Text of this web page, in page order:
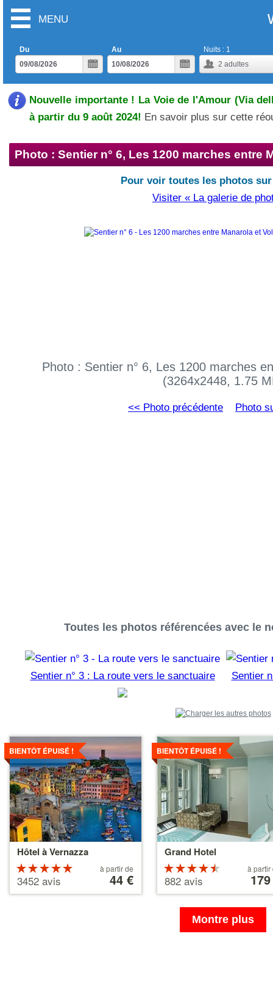
MENU
Du
Au
2 adultes
Nuits : 1
Nouvelle importante ! La Voie de l'Amour (Via
à partir du 9 août 2024! En savoir plus sur cette
Photo : Sentier n° 6, Les 1200 marches entre
Pour voir toutes les photos
Visiter « La galerie de
Photo : Sentier n° 6, Les 1200 marches
(3264x2448, 1.75
<< Photo précédente Photo
Toutes les photos référencées avec le
Sentier n° 3 : La route vers le sanctuaire Sentier
Hôtel à Vernazza
BIENTÔT ÉPUISÉ !
Évaluation :
5 étoiles sur
5
3452 avis partir
44 €
à partir de
44 €
Voir
les
détails
Grand Hotel
BIENTÔT ÉPUISÉ !
4.5 étoiles
sur 5
882 avis partir
179 €
à partir
Voir
les
détails
Montre plus